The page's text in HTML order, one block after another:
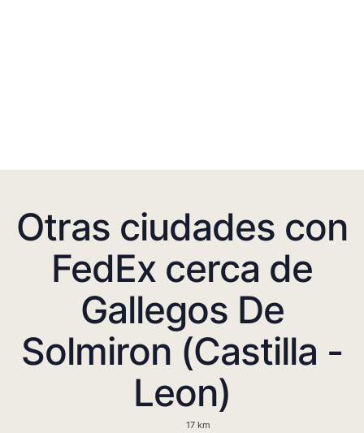
Otras ciudades con
FedEx cerca de
Gallegos De
Solmiron (Castilla -
Leon)
17 km